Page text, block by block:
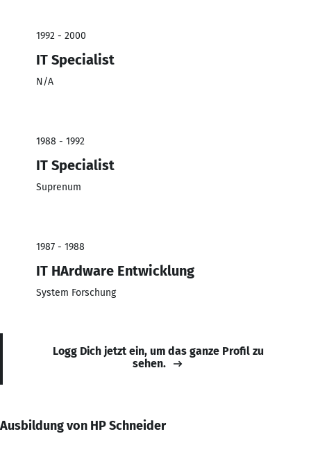
1992 - 2000
IT Specialist
N/A
1988 - 1992
IT Specialist
Suprenum
1987 - 1988
IT HArdware Entwicklung
System Forschung
Logg Dich jetzt ein, um das ganze Profil zu
sehen.
Ausbildung von HP Schneider